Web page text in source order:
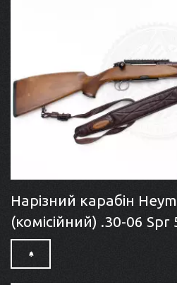
Нарізний карабін
(комісійний) .30-06 Spr